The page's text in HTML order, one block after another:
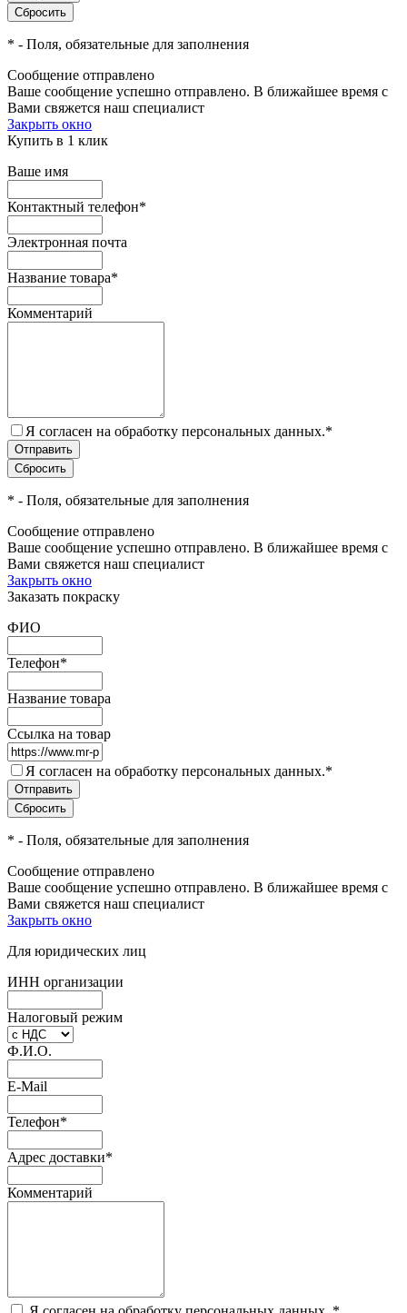
* - Поля, обязательные для заполнения
Сообщение отправлено
Ваше сообщение успешно отправлено. В ближайшее время с
Вами свяжется наш специалист
Закрыть окно
Купить в 1 клик
Ваше имя
Контактный телефон*
Электронная почта
Название товара*
Комментарий
Я согласен на обработку персональных данных.*
* - Поля, обязательные для заполнения
Сообщение отправлено
Ваше сообщение успешно отправлено. В ближайшее время с
Вами свяжется наш специалист
Закрыть окно
Заказать покраску
ФИО
Телефон*
Название товара
Ссылка на товар
Я согласен на обработку персональных данных.*
* - Поля, обязательные для заполнения
Сообщение отправлено
Ваше сообщение успешно отправлено. В ближайшее время с
Вами свяжется наш специалист
Закрыть окно
Для юридических лиц
ИНН организации
Налоговый режим
Ф.И.О.
E-Mail
Телефон*
Адрес доставки*
Комментарий